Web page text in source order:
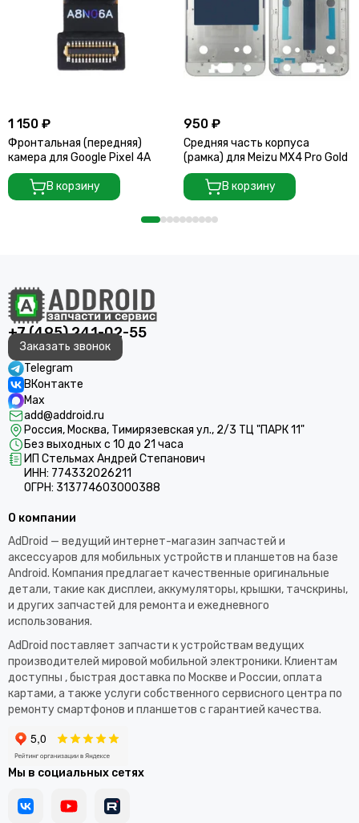
1 150 ₽
Фронтальная (передняя)
камера для Google Pixel 4A
В корзину
950 ₽
Средняя часть корпуса
(рамка) для Meizu MX4 Pro Gold
В корзину
+7 (495) 241-02-55
Заказать звонок
Telegram
ВКонтакте
Max
add@addroid.ru
Россия, Москва, Тимирязевская ул., 2/3 ТЦ "ПАРК 11"
Без выходных с 10 до 21 часа
ИП Стельмах Андрей Степанович
ИНН: 774332026211
ОГРН: 313774603000388
О компании
AdDroid — ведущий интернет-магазин запчастей и
аксессуаров для мобильных устройств и планшетов на базе
Android. Компания предлагает качественные оригинальные
детали, такие как дисплеи, аккумуляторы, крышки, тачскрины,
и других запчастей для ремонта и ежедневного
использования.​
AdDroid поставляет запчасти к устройствам ведущих
производителей мировой мобильной электроники. Клиентам
доступны , быстрая доставка по Москве и России, оплата
картами, а также услуги собственного сервисного центра по
ремонту смартфонов и планшетов с гарантией качества.
Мы в социальных сетях